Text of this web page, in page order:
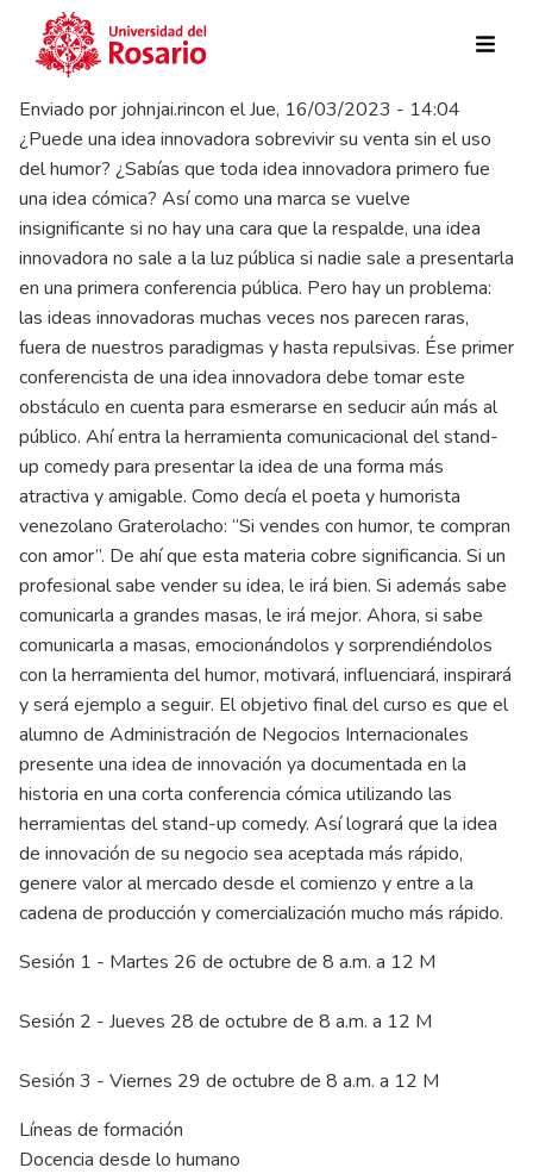
Pasar al contenido principal
Enviado por johnjai.rincon elJue, 16/03/2023 - 14:04
¿Puede una idea innovadora sobrevivir su venta sin el uso
del humor? ¿Sabías que toda idea innovadora primero fue
una idea cómica? Así como una marca se vuelve
insignificante si no hay una cara que la respalde, una idea
innovadora no sale a la luz pública si nadie sale a presentarla
en una primera conferencia pública. Pero hay un problema:
las ideas innovadoras muchas veces nos parecen raras,
fuera de nuestros paradigmas y hasta repulsivas. Ése primer
conferencista de una idea innovadora debe tomar este
obstáculo en cuenta para esmerarse en seducir aún más al
público. Ahí entra la herramienta comunicacional del stand-
up comedy para presentar la idea de una forma más
atractiva y amigable. Como decía el poeta y humorista
venezolano Graterolacho: “Si vendes con humor, te compran
con amor”. De ahí que esta materia cobre significancia. Si un
profesional sabe vender su idea, le irá bien. Si además sabe
comunicarla a grandes masas, le irá mejor. Ahora, si sabe
comunicarla a masas, emocionándolos y sorprendiéndolos
con la herramienta del humor, motivará, influenciará, inspirará
y será ejemplo a seguir. El objetivo final del curso es que el
alumno de Administración de Negocios Internacionales
presente una idea de innovación ya documentada en la
historia en una corta conferencia cómica utilizando las
herramientas del stand-up comedy. Así logrará que la idea
de innovación de su negocio sea aceptada más rápido,
genere valor al mercado desde el comienzo y entre a la
cadena de producción y comercialización mucho más rápido.
Sesión 1 - Martes 26 de octubre de 8 a.m. a 12 M
Sesión 2 - Jueves 28 de octubre de 8 a.m. a 12 M
Sesión 3 - Viernes 29 de octubre de 8 a.m. a 12 M
Líneas de formación
Docencia desde lo humano